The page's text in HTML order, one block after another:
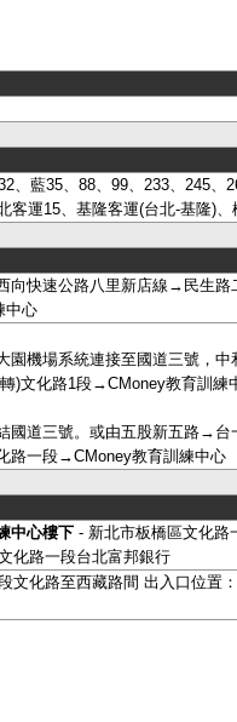
、藍35、88、99、233、245、
客運15、基隆客運(台北-基隆)
向快速公路八里新店線→民生
中心
園機場系統連接至國道三號，
)文化路1段→CMoney教育訓練
國道三號。或由五股新五路
路一段→CMoney教育訓練中心
中心樓下 - 新北市板橋區文化路
化路一段台北富邦銀行
文化路至西藏路間 出入口位置